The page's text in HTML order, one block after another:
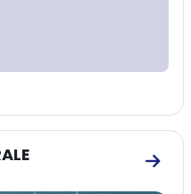
Aller